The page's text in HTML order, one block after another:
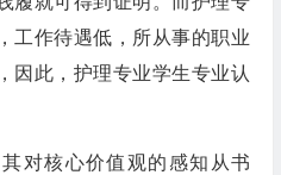
工作待遇低，所从事的职业
因此，护理专业学生专业认
对核心价值观的感知从书